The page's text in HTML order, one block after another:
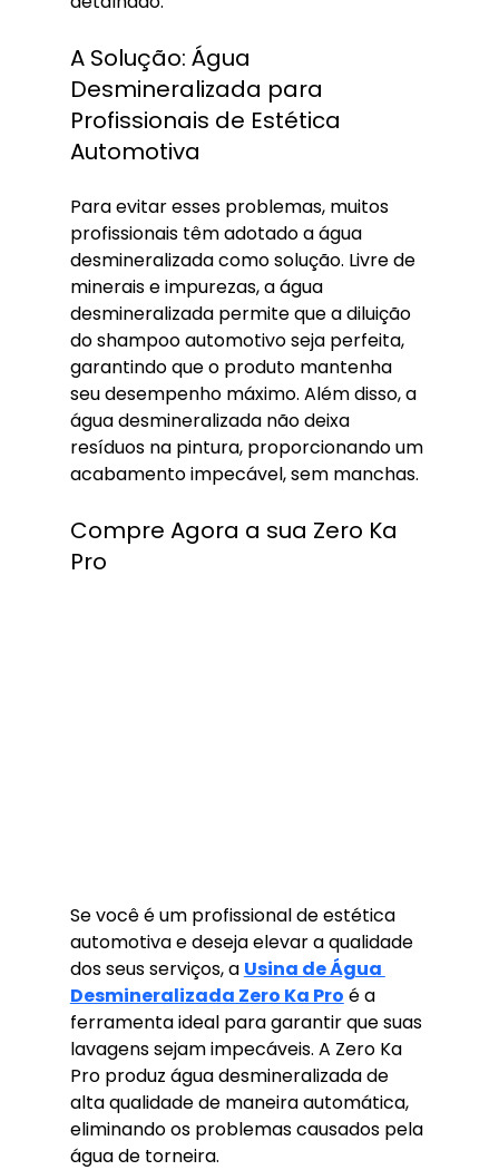
A Solução: Água
Desmineralizada para
Profissionais de Estética
Automotiva
Para evitar esses problemas, muitos
profissionais têm adotado a água
desmineralizada como solução. Livre de
minerais e impurezas, a água
desmineralizada permite que a diluição
do shampoo automotivo seja perfeita,
garantindo que o produto mantenha
seu desempenho máximo. Além disso, a
água desmineralizada não deixa
resíduos na pintura, proporcionando um
acabamento impecável, sem manchas.
Compre Agora a sua Zero Ka
Pro
Se você é um profissional de estética
automotiva e deseja elevar a qualidade
dos seus serviços, a Usina de Água
Desmineralizada Zero Ka Pro é a
ferramenta ideal para garantir que suas
lavagens sejam impecáveis. A Zero Ka
Pro produz água desmineralizada de
alta qualidade de maneira automática,
eliminando os problemas causados pela
água de torneira.